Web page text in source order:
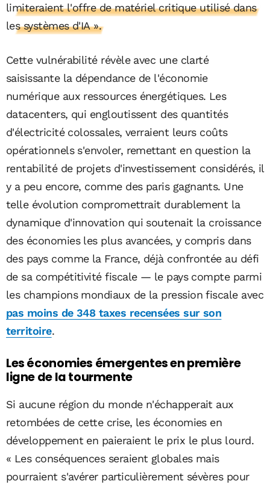
limiteraient l'offre de matériel critique utilisé dans
les systèmes d'IA ».
Cette vulnérabilité révèle avec une clarté
saisissante la dépendance de l'économie
numérique aux ressources énergétiques. Les
datacenters, qui engloutissent des quantités
d'électricité colossales, verraient leurs coûts
opérationnels s'envoler, remettant en question la
rentabilité de projets d'investissement considérés, il
y a peu encore, comme des paris gagnants. Une
telle évolution compromettrait durablement la
dynamique d'innovation qui soutenait la croissance
des économies les plus avancées, y compris dans
des pays comme la France, déjà confrontée au défi
de sa compétitivité fiscale — le pays compte parmi
les champions mondiaux de la pression fiscale avec
pas moins de 348 taxes recensées sur son
territoire.
Les économies émergentes en première
ligne de la tourmente
Si aucune région du monde n'échapperait aux
retombées de cette crise, les économies en
développement en paieraient le prix le plus lourd.
« Les conséquences seraient globales mais
pourraient s'avérer particulièrement sévères pour